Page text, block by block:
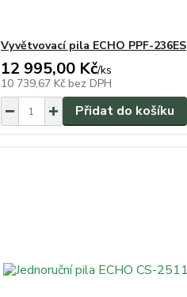
Vyvětvovací pila ECHO PPF-236ES
12 995,00 Kč/ks
10 739,67 Kč bez DPH
Přidat do košíku